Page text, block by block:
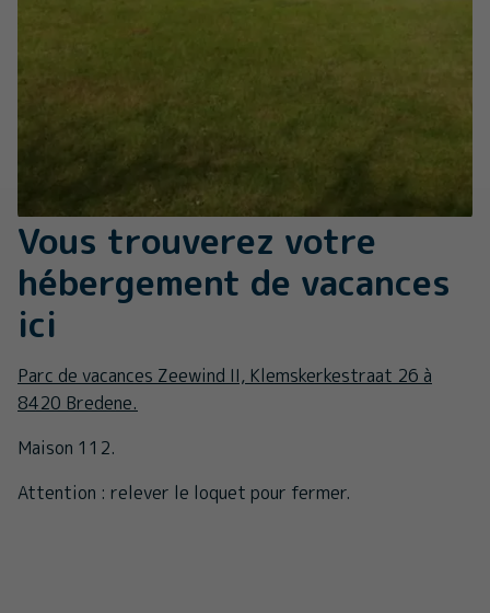
Vous trouverez votre
hébergement de vacances
ici
Parc de vacances Zeewind II, Klemskerkestraat 26 à
8420 Bredene.
Maison 112.
Attention : relever le loquet pour fermer.